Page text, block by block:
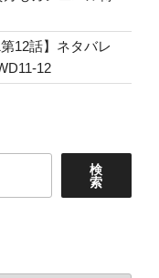
12話】ネタバレ
12
検
索